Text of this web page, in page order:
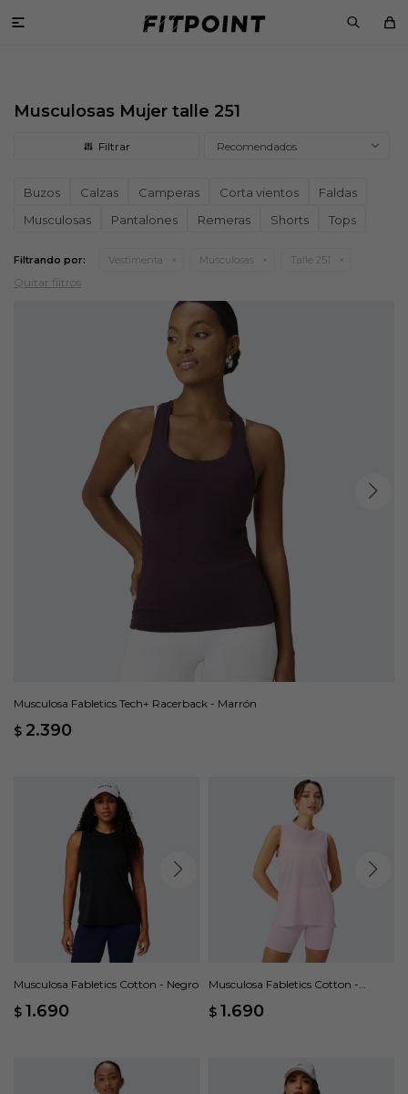

Musculosas Mujer talle 251
Recomendados
Buzos Calzas Camperas Corta vientos
Faldas
Musculosas
Pantalones Remeras Shorts Tops
Filtrando por: Vestimenta Musculosas Talle 251
Quitar filtros
Musculosa Fabletics Tech+ Racerback - Marrón
$ 2.390
Musculosa Fabletics Cotton - Negro
$ 1.690
Musculosa Fabletics Cotton -
$ 1.690